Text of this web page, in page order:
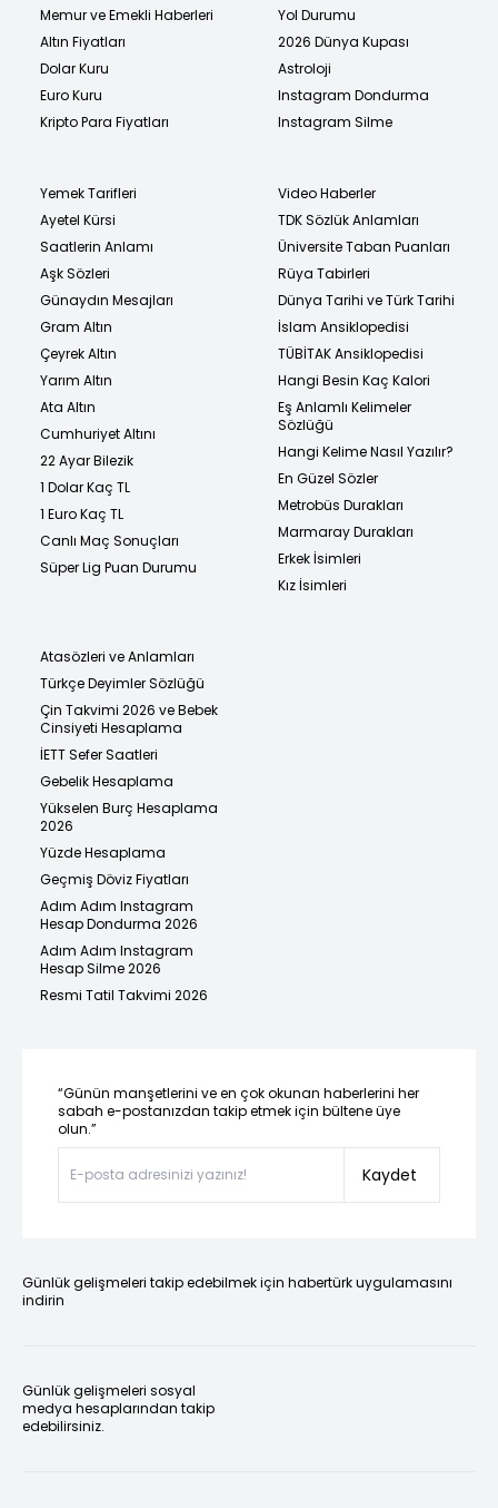
Memur ve Emekli Haberleri
Altın Fiyatları
Dolar Kuru
Euro Kuru
Kripto Para Fiyatları
Yol Durumu
2026 Dünya Kupası
Astroloji
Instagram Dondurma
Instagram Silme
Yemek Tarifleri
Ayetel Kürsi
Saatlerin Anlamı
Aşk Sözleri
Günaydın Mesajları
Gram Altın
Çeyrek Altın
Yarım Altın
Ata Altın
Cumhuriyet Altını
22 Ayar Bilezik
1 Dolar Kaç TL
1 Euro Kaç TL
Canlı Maç Sonuçları
Süper Lig Puan Durumu
Video Haberler
TDK Sözlük Anlamları
Üniversite Taban Puanları
Rüya Tabirleri
Dünya Tarihi ve Türk Tarihi
İslam Ansiklopedisi
TÜBİTAK Ansiklopedisi
Hangi Besin Kaç Kalori
Eş Anlamlı Kelimeler
Sözlüğü
Hangi Kelime Nasıl Yazılır?
En Güzel Sözler
Metrobüs Durakları
Marmaray Durakları
Erkek İsimleri
Kız İsimleri
Atasözleri ve Anlamları
Türkçe Deyimler Sözlüğü
Çin Takvimi 2026 ve Bebek
Cinsiyeti Hesaplama
İETT Sefer Saatleri
Gebelik Hesaplama
Yükselen Burç Hesaplama
2026
Yüzde Hesaplama
Geçmiş Döviz Fiyatları
Adım Adım Instagram
Hesap Dondurma 2026
Adım Adım Instagram
Hesap Silme 2026
Resmi Tatil Takvimi 2026
“Günün manşetlerini ve en çok okunan haberlerini her
sabah e-postanızdan takip etmek için bültene üye
olun.”
Kaydet
Günlük gelişmeleri takip edebilmek için habertürk uygulamasını
indirin
Günlük gelişmeleri sosyal
medya hesaplarından takip
edebilirsiniz.